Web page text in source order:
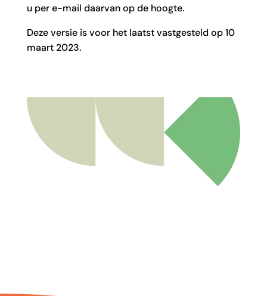
u per e-mail daarvan op de hoogte.
Deze versie is voor het laatst vastgesteld op 10
maart 2023.